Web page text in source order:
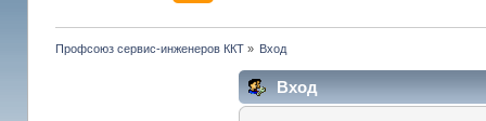
Профсоюз сервис-инженеров ККТ» Вход
Вход